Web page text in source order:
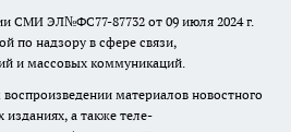
СМИ ЭЛ№ФС77-87732 от 09 июля 2024 г.
по надзору в сфере связи,
и массовых коммуникаций.
материалов новостного
изданиях, а также теле-